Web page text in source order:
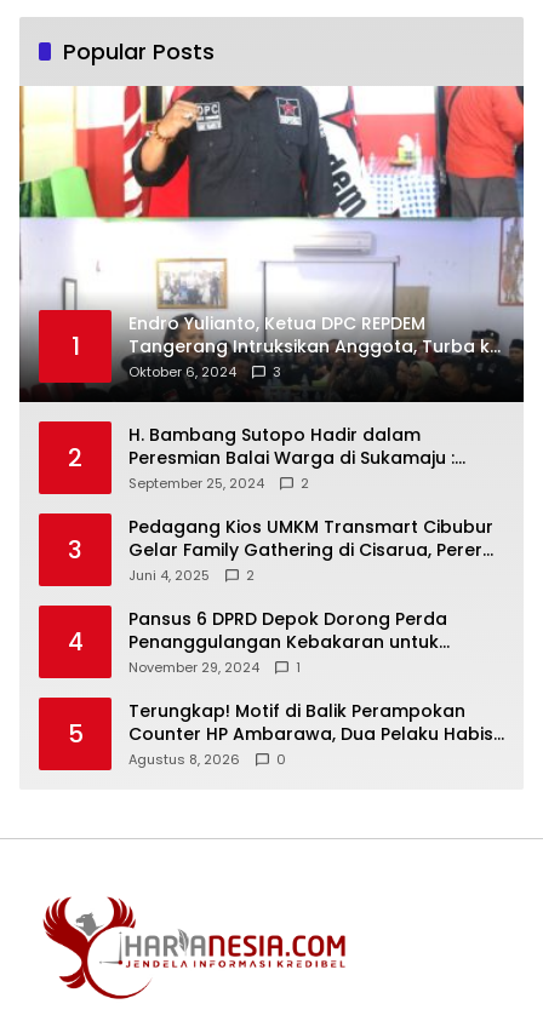
Popular Posts
1
Endro Yulianto, Ketua DPC REPDEM
Tangerang Intruksikan Anggota, Turba ke
Masyarakat Dan Jalani Apa Yang di
Putuskan RAKERCABSUS
Oktober 6, 2024 3
2
H. Bambang Sutopo Hadir dalam
Peresmian Balai Warga di Sukamaju :
Wadah Baru untuk Kolaborasi dan
September 25, 2024 2
3
Pedagang Kios UMKM Transmart Cibubur
Gelar Family Gathering di Cisarua, Pererat
Silaturahmi dan Kekompakan
Juni 4, 2025 2
4
Pansus 6 DPRD Depok Dorong Perda
Penanggulangan Kebakaran untuk
Keselamatan Warga
November 29, 2024 1
5
Terungkap! Motif di Balik Perampokan
Counter HP Ambarawa, Dua Pelaku Habisi
Pemilik Toko dan Bawa puluhan HP
Agustus 8, 2026 0